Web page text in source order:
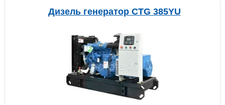
Дизель генератор CTG 385YU